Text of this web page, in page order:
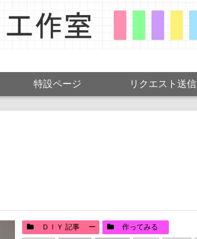
特設ページ リクエスト送信
ＤＩＹ 記事 ー 作ってみる